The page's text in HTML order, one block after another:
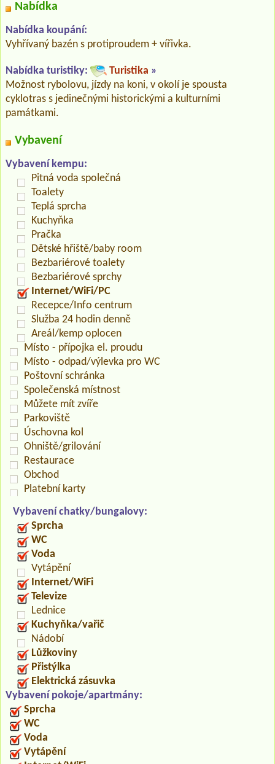
Nabídka
Nabídka koupání:
Vyhřívaný bazén s protiproudem + vířivka.
Nabídka turistiky: Turistika »
Možnost rybolovu, jízdy na koni, v okolí je spousta
cyklotras s jedinečnými historickými a kulturními
památkami.
Vybavení
Vybavení kempu:
Pitná voda společná
Toalety
Teplá sprcha
Kuchyňka
Pračka
Dětské hřiště/baby room
Bezbariérové toalety
Bezbariérové sprchy
Internet/WiFi/PC
Recepce/Info centrum
Služba 24 hodin denně
Areál/kemp oplocen
Místo - přípojka el. proudu
Místo - odpad/výlevka pro WC
Poštovní schránka
Společenská místnost
Můžete mít zvíře
Parkoviště
Úschovna kol
Ohniště/grilování
Restaurace
Obchod
Platební karty
Vybavení chatky/bungalovy:
Sprcha
WC
Voda
Vytápění
Internet/WiFi
Televize
Lednice
Kuchyňka/vařič
Nádobí
Lůžkoviny
Přistýlka
Elektrická zásuvka
Vybavení pokoje/apartmány:
Sprcha
WC
Voda
Vytápění